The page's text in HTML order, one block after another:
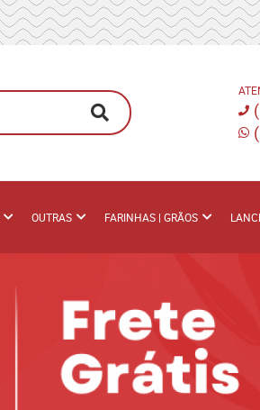
OUTRAS FARINHAS | GRÃOS